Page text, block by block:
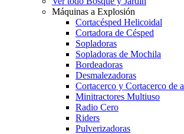
Máquinas a Explosión
Cortacésped Helicoidal
Cortadora de Césped
Sopladoras
Sopladoras de Mochila
Bordeadoras
Desmalezadoras
Cortacerco y Cortacerco de
Minitractores Multiuso
Radio Cero
Riders
Pulverizadoras